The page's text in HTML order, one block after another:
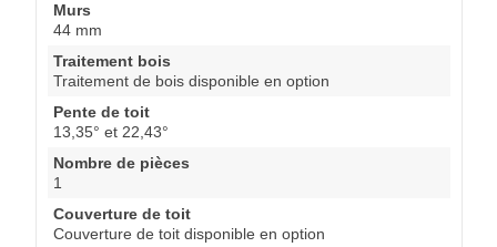
Murs
44 mm
Traitement bois
Traitement de bois disponible en option
Pente de toit
13,35° et 22,43°
Nombre de pièces
1
Couverture de toit
Couverture de toit disponible en option